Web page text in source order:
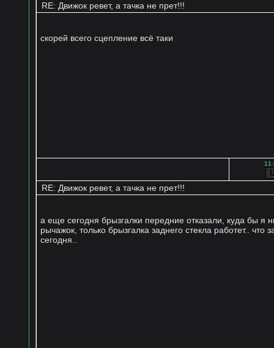
RE: Движок ревет, а тачка не прет!!!
скорей всего сцепление всё таки
RE: Движок ревет, а тачка не прет!!!
а еще сегодня брызгалки передние отказали, куда бы я
рычажок, только брызгалка заднего стекла работет.. что
сегодня..